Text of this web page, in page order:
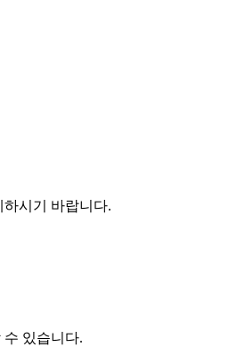
시기 바랍니다.
수 있습니다.